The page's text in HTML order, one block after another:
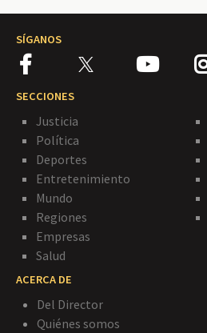
SÍGANOS
SECCIONES
Justicia
Política
Deportes
Entretenimiento
Mundo
Regiones
Empresas
Salud
ACERCA DE
Del Director
Quiénes somos